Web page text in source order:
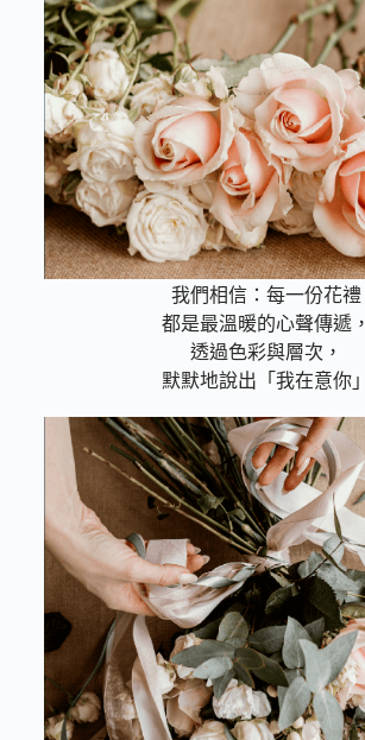
花禮傳心聲
我們相信：每一份花禮
都是最溫暖的心聲傳遞，
透過色彩與層次，
默默地說出「我在意你」
專業蘊情感